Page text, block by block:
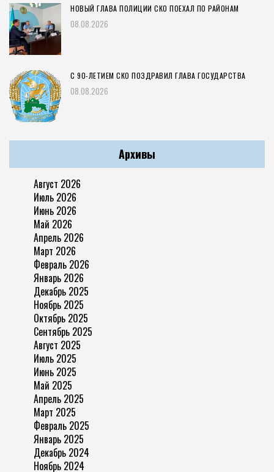
НОВЫЙ ГЛАВА ПОЛИЦИИ СКО ПОЕХАЛ ПО РАЙОНАМ
08.08.2026
С 90-ЛЕТИЕМ СКО ПОЗДРАВИЛ ГЛАВА ГОСУДАРСТВА
08.08.2026
Архивы
Август 2026
Июль 2026
Июнь 2026
Май 2026
Апрель 2026
Март 2026
Февраль 2026
Январь 2026
Декабрь 2025
Ноябрь 2025
Октябрь 2025
Сентябрь 2025
Август 2025
Июль 2025
Июнь 2025
Май 2025
Апрель 2025
Март 2025
Февраль 2025
Январь 2025
Декабрь 2024
Ноябрь 2024